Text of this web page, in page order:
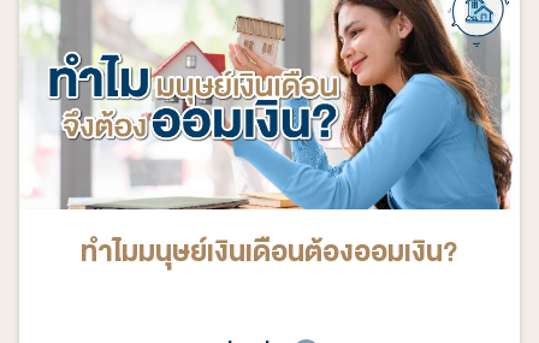
ทำไมมนุษย์เงินเดือนต้องออมเงิน?